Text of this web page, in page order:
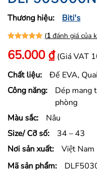
Thương hiệu: Biti's
5.00trên 5 dựa
1(1 đánh giá của
65.000 ₫ (Giá VAT
Chất liệu:
Đế EVA,
Công năng:
Dép mang
phòng
Màu sắc:
Nâu
Size/ Cỡ số:
34 – 43
Nơi sản xuất:
Việt Nam
Mã sản phẩm: